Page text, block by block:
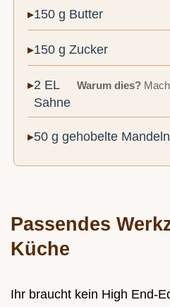
150 g Butter
150 g Zucker
2 EL
Sahne
Warum dies?
50 g gehobelte Mandeln
Passendes
Küche
Ihr braucht kein High End-